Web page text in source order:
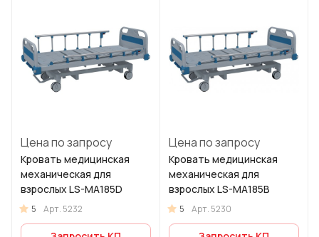
Цена по запросу
Кровать медицинская
механическая для
взрослых LS-MA185D
5 Арт. 5232
Цена по запросу
Кровать медицинская
механическая для
взрослых LS-MA185B
5 Арт. 5230